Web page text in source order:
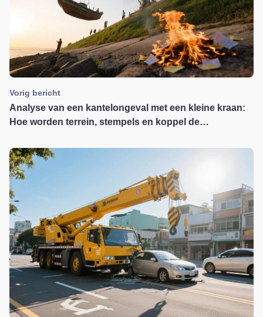
Vorig bericht
Analyse van een kantelongeval met een kleine kraan:
Hoe worden terrein, stempels en koppel de